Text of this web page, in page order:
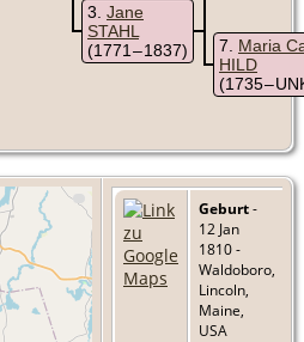
3 Jane
STAHL
(1771 – 1837)
7
Maria
HILD
(1735 –
Geburt-
12 Jan
1810 -
Waldoboro,
Lincoln,
Maine,
USA